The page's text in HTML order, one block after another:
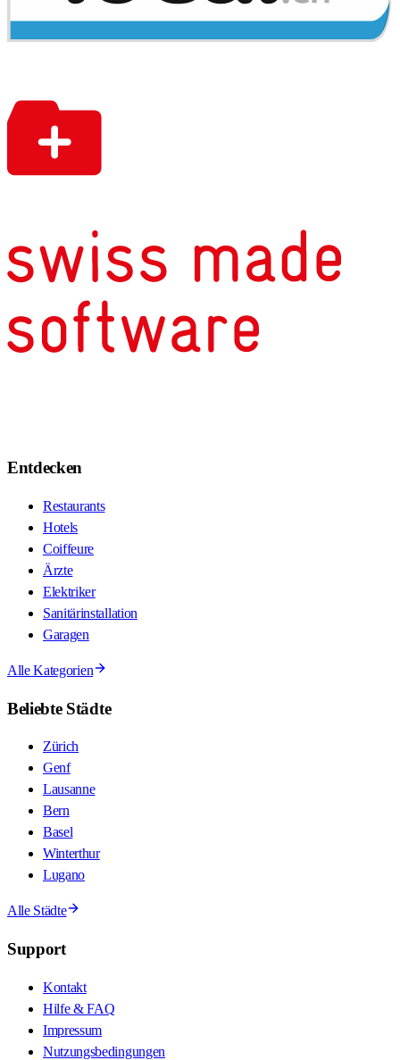
Entdecken
Restaurants
Hotels
Coiffeure
Ärzte
Elektriker
Sanitärinstallation
Garagen
Alle Kategorien
Beliebte Städte
Zürich
Genf
Lausanne
Bern
Basel
Winterthur
Lugano
Alle Städte
Support
Kontakt
Hilfe & FAQ
Impressum
Nutzungsbedingungen